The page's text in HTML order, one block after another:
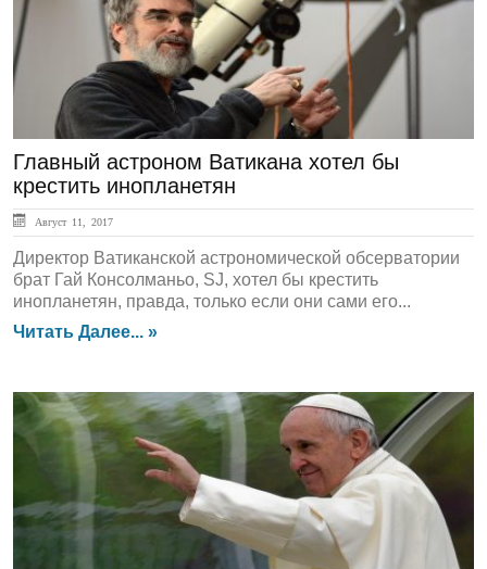
Главный астроном Ватикана хотел бы
крестить инопланетян
Август 11, 2017
Директор Ватиканской астрономической обсерватории
брат Гай Консолманьо, SJ, хотел бы крестить
инопланетян, правда, только если они сами его...
Читать Далее... »
ЛЕНТА НОВОСТЕЙ